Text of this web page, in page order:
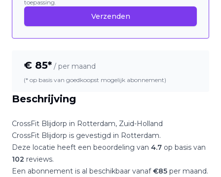
Beschrijving
CrossFit Blijdorp in Rotterdam, Zuid-Holland
CrossFit Blijdorp is gevestigd in Rotterdam.
Deze locatie heeft een beoordeling van 4.7 op basis van
102 reviews.
Een abonnement is al beschikbaar vanaf€85 per maand.
toepassing.
Verzenden
€ 85* / per maand
(* op basis van goedkoopst mogelijk abonnement)